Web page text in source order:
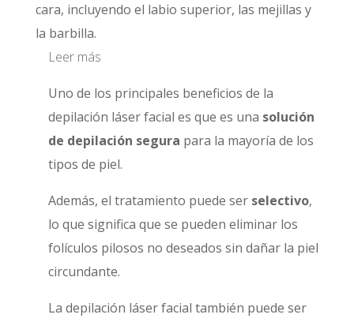
cara, incluyendo el labio superior, las mejillas y
la barbilla.
Leer más
Uno de los principales beneficios de la
depilación láser facial es que es una solución
de depilación segura para la mayoría de los
tipos de piel.
Además, el tratamiento puede ser selectivo,
lo que significa que se pueden eliminar los
folículos pilosos no deseados sin dañar la piel
circundante.
La depilación láser facial también puede ser